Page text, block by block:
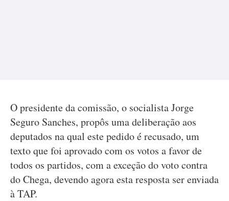
O presidente da comissão, o socialista Jorge
Seguro Sanches, propôs uma deliberação aos
deputados na qual este pedido é recusado, um
texto que foi aprovado com os votos a favor de
todos os partidos, com a exceção do voto contra
do Chega, devendo agora esta resposta ser enviada
à TAP.